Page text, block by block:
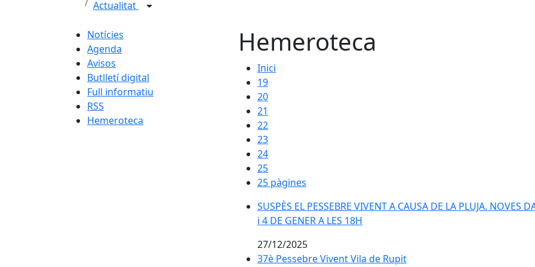
Actualitat
Notícies
Agenda
Avisos
Butlletí digital
Full informatiu
RSS
Hemeroteca
Hemeroteca
Inici
19
20
21
22
23
24
25
25 pàgines
SUSPÈS EL PESSEBRE VIVENT A CAUSA DE LA PLUJA. NOVES
SUSPÈS EL PESSEBRE VIVENT A CAUSA DE LA PLUJA. NOVES
i 4 DE GENER A LES 18H
27/12/2025
37è Pessebre Vivent Vila de Rupit
37è Pessebre Vivent Vila de Rupit